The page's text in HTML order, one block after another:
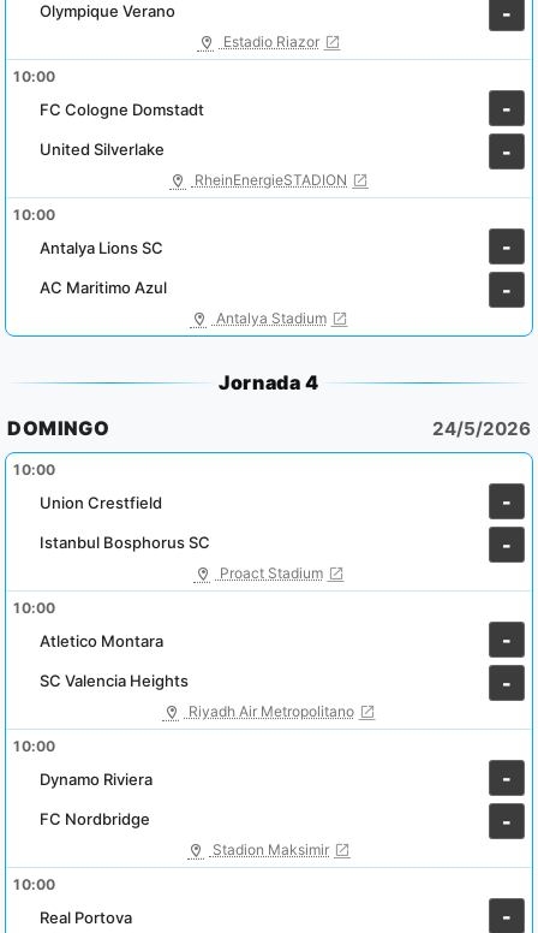
-
Olympique Verano
Estadio Riazor
10:00
FC Cologne Domstadt
-
-
United Silverlake
RheinEnergieSTADION
10:00
Antalya Lions SC
-
-
AC Maritimo Azul
Antalya Stadium
Jornada 4
DOMINGO
24/5/2026
10:00
Union Crestfield
-
-
Istanbul Bosphorus SC
Proact Stadium
10:00
Atletico Montara
-
-
SC Valencia Heights
Riyadh Air Metropolitano
10:00
Dynamo Riviera
-
-
FC Nordbridge
Stadion Maksimir
10:00
Real Portova
-